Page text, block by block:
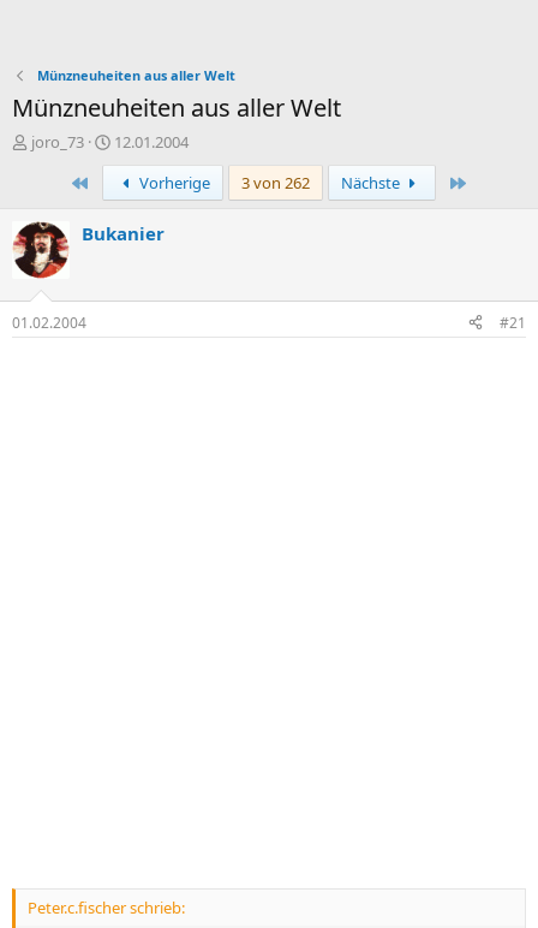
Münzneuheiten aus aller Welt
Münzneuheiten aus aller Welt
E
e
l
l
e
r
joro_73
E
r
t
e
m
12.01.2004
Erste
Vorherige 3 von 262 Nächste
Bukanier
01.02.2004 #21
Peter.c.fischer schrieb: